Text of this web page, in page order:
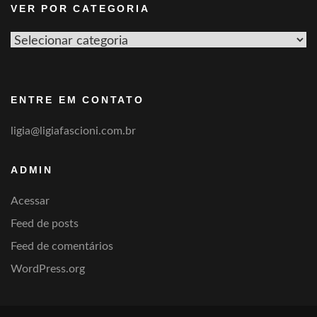
VER POR CATEGORIA
Ver
ENTRE EM CONTATO
ligia@ligiafascioni.com.br
ADMIN
Acessar
Feed de posts
Feed de comentários
WordPress.org